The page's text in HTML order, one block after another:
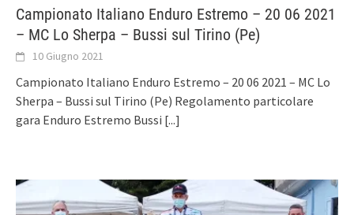
Campionato Italiano Enduro Estremo – 20 06 2021
– MC Lo Sherpa – Bussi sul Tirino (Pe)
10 Giugno 2021
Campionato Italiano Enduro Estremo – 20 06 2021 – MC Lo
Sherpa – Bussi sul Tirino (Pe) Regolamento particolare
gara Enduro Estremo Bussi [...]